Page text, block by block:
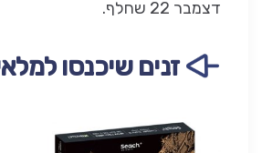
דצמבר 22 שחלף.
זנים שיכנסו